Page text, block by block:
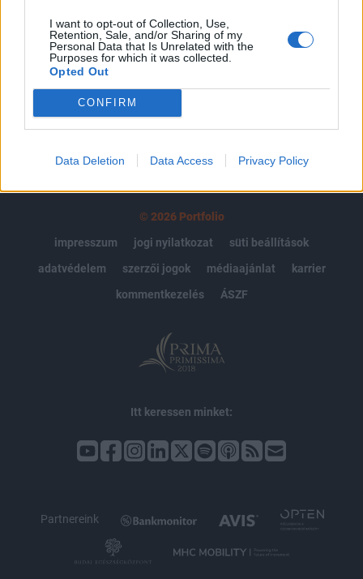
I want to opt-out of Collection, Use,
Retention, Sale, and/or Sharing of my
Personal Data that Is Unrelated with the
Purposes for which it was collected.
Opted Out
CONFIRM
Data Deletion Data Access Privacy Policy
Előfizetés
MÁR ELŐFIZETŐNK VAGY?BEJELENTKEZÉS
© 2026 Portfolio
impresszum
jogi nyilatkozat
süti beállítások
adatvédelem
szerzői jogok médiaajánlat
karrier
kommentkezelés
ÁSZF
Itt keressen minket:
Partnereink